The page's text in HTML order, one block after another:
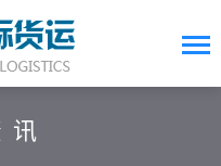
讯